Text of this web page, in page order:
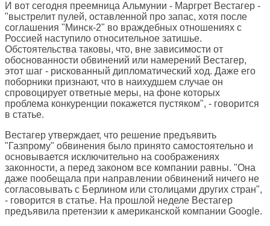
И вот сегодня преемница Альмунии - Маргрет Вестагер -
"выстрелит пулей, оставленной про запас, хотя после
соглашения "Минск-2" во враждебных отношениях с
Россией наступило относительное затишье.
Обстоятельства таковы, что, вне зависимости от
обоснованности обвинений или намерений Вестагер,
этот шаг - рискованный дипломатический ход. Даже его
поборники признают, что в наихудшем случае он
спровоцирует ответные меры, на фоне которых
проблема конкуренции покажется пустяком", - говорится
в статье.
Вестагер утверждает, что решение предъявить
"Газпрому" обвинения было принято самостоятельно и
основывается исключительно на соображениях
законности, а перед законом все компании равны. "Она
даже пообещала при направлении обвинений ничего не
согласовывать с Берлином или столицами других стран",
- говорится в статье. На прошлой неделе Вестагер
предъявила претензии к американской компании Google.